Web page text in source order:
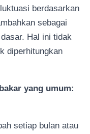
berdasarkan
sebagai
Hal ini tidak
diperhitungkan
yang umum:
setiap bulan atau